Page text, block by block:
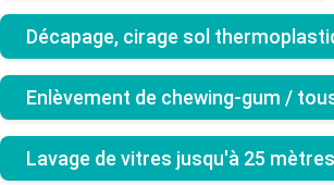
Décapage, cirage sol
Enlèvement de chewing-gum /
Lavage de vitres jusqu'à 25